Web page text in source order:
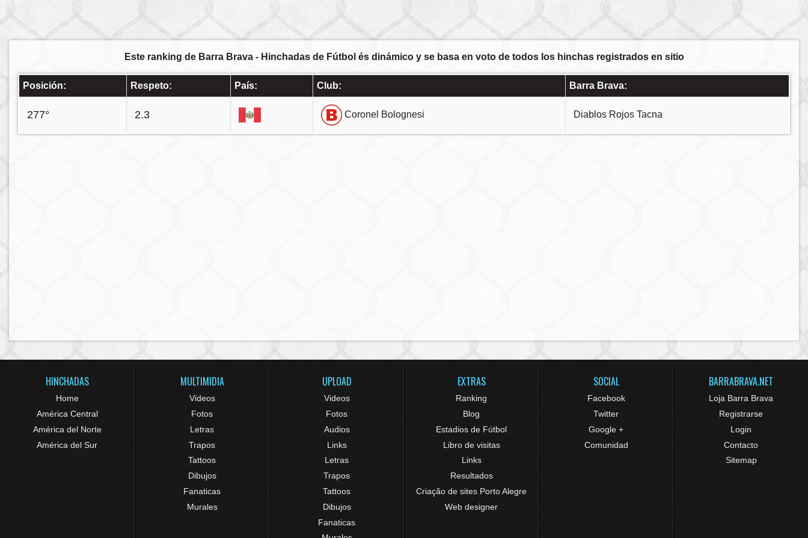
Este ranking de Barra Brava - Hinchadas de Fútbol és dinámico y se basa en voto de todos los hinchas registrados en sitio
Posición: Respeto: País: Club: Barra Brava:
277° 2.3 Coronel Bolognesi Diablos Rojos Tacna
HINCHADAS
Home
América Central
América del Norte
América del Sur
MULTIMIDIA
Videos
Fotos
Letras
Trapos
Tattoos
Dibujos
Fanaticas
Murales
UPLOAD
Videos
Fotos
Audios
Links
Letras
Trapos
Tattoos
Dibujos
Fanaticas
EXTRAS
Ranking
Blog
Estadios de Fútbol
Libro de visitas
Links
Resultados
Criação de sites Porto Alegre
Web designer
SOCIAL
Facebook
Twitter
Google +
Comunidad
BARRABRAVA.NET
Loja Barra Brava
Registrarse
Login
Contacto
Sitemap